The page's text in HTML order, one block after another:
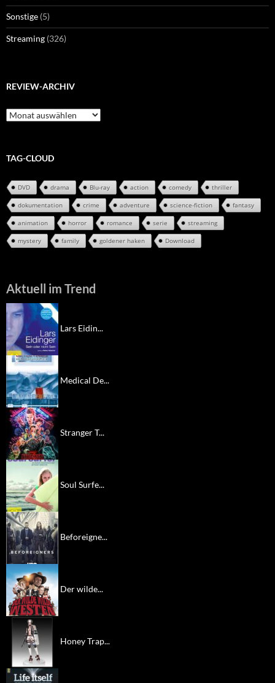
Sonstige (5)
Streaming (326)
REVIEW-ARCHIV
Review-
Archiv
TAG-CLOUD
DVD drama Blu-ray action comedy thriller
dokumentation crime adventure science-fiction fantasy
animation horror romance serie streaming
mystery family goldener haken Download
Aktuell im Trend
Lars Eidin...
Medical De...
Stranger T...
Soul Surfe...
Beforeigne...
Der wilde...
Honey Trap...